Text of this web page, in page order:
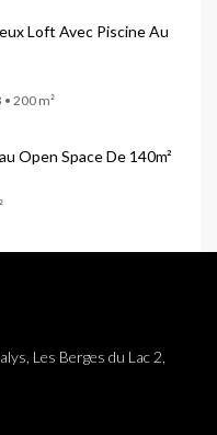
Loft Avec Piscine Au
• 200 m²
Open Space De 140m²
Les Berges du Lac 2,